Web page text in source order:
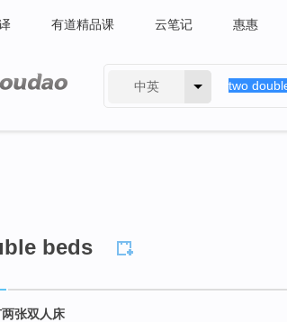
有道精品课 云笔记 惠惠
中英
beds
张双人床